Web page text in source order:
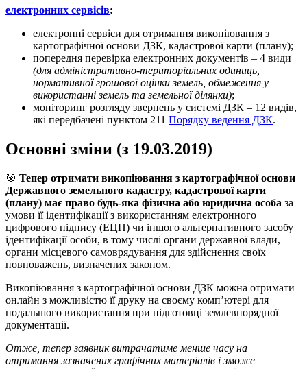
електронних сервісів:
електронні сервіси для отримання викопіювання з
картографічної основи ДЗК, кадастрової карти (плану);
попередня перевірка електронних документів – 4 види
(для адміністративно-територіальних одиниць,
нормативної грошової оцінки земель, обмеження у
використанні земель та земельної ділянки);
моніторинг розгляду звернень у системі ДЗК – 12 видів,
які передбачені пунктом 211 Порядку ведення ДЗК.
Основні зміни (з 19.03.2019)
🎯 Тепер отримати викопіювання з картографічної основи
Державного земельного кадастру, кадастрової карти
(плану) має право будь-яка фізична або юридична особа за
умови її ідентифікації з використанням електронного
цифрового підпису (ЕЦП) чи іншого альтернативного засобу
ідентифікації особи, в тому числі органи державної влади,
органи місцевого самоврядування для здійснення своїх
повноважень, визначених законом.
Викопіювання з картографічної основи ДЗК можна отримати
онлайн з можливістю її друку на своєму комп’ютері для
подальшого використання при підготовці землевпорядної
документації.
Отже, тепер заявник витрачатиме менше часу на
отримання зазначених графічних матеріалів і зможе